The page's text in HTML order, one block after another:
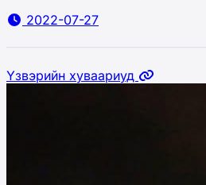
2022-07-27
Үзвэрийн хуваариуд